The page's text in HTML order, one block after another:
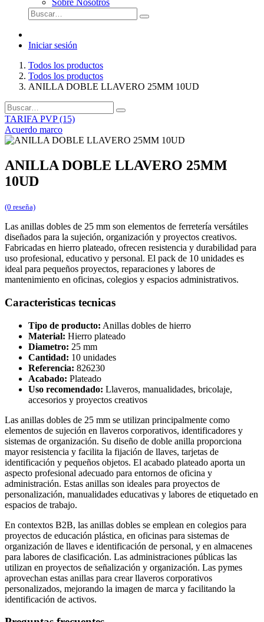
Sobre Nosotros
Iniciar sesión
Todos los productos
Todos los productos
ANILLA DOBLE LLAVERO 25MM 10UD
TARIFA PVP (15)
Acuerdo marco
ANILLA DOBLE LLAVERO 25MM
10UD
(0 reseña)
Las anillas dobles de 25 mm son elementos de ferretería versátiles
diseñados para la sujeción, organización y proyectos creativos.
Fabricadas en hierro plateado, ofrecen resistencia y durabilidad para
uso profesional, educativo y personal. El pack de 10 unidades es
ideal para pequeños proyectos, reparaciones y labores de
mantenimiento en oficinas, colegios y espacios administrativos.
Caracteristicas tecnicas
Tipo de producto: Anillas dobles de hierro
Material: Hierro plateado
Diametro: 25 mm
Cantidad: 10 unidades
Referencia: 826230
Acabado: Plateado
Uso recomendado: Llaveros, manualidades, bricolaje,
accesorios y proyectos creativos
Las anillas dobles de 25 mm se utilizan principalmente como
elementos de sujeción en llaveros corporativos, identificadores y
sistemas de organización. Su diseño de doble anilla proporciona
mayor resistencia y facilita la fijación de llaves, tarjetas de
identificación y pequeños objetos. El acabado plateado aporta un
aspecto profesional adecuado para entornos de oficina y
administración. Estas anillas son ideales para proyectos de
personalización, manualidades educativas y labores de etiquetado en
espacios de trabajo.
En contextos B2B, las anillas dobles se emplean en colegios para
proyectos de educación plástica, en oficinas para sistemas de
organización de llaves e identificación de personal, y en almacenes
para labores de clasificación. Las administraciones públicas las
utilizan en proyectos de señalización y organización. Las pymes
aprovechan estas anillas para crear llaveros corporativos
personalizados, mejorando la imagen de marca y facilitando la
identificación de activos.